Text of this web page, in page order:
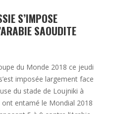
S’IMPOSE
SAOUDITE
du Monde 2018 ce jeudi
imposée largement face
du stade de Loujniki à
entamé le Mondial 2018